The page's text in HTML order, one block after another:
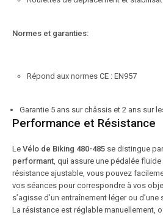
Normes et garanties:
Répond aux normes CE : EN957
Garantie 5 ans sur châssis et 2 ans sur
Performance et Résistance
Le Vélo de Biking 480-485 se distingue
performant , qui assure une pédalée
résistance ajustable, vous pouvez
vos séances pour correspondre à vos
s’agisse d’un entraînement léger ou
La résistance est réglable manuellement,